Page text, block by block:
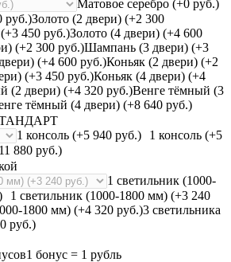
Матовое серебро (+0 руб.)
руб.)Золото (2 двери) (+2 300
450 руб.)Золото (4 двери) (+4 600
(+2 300 руб.)Шампань (3 двери) (+3
(+4 600 руб.)Коньяк (2 двери) (+2
(+3 450 руб.)Коньяк (4 двери) (+4
(2 двери) (+4 320 руб.)Венге тёмный (3
тёмный (4 двери) (+8 640 руб.)
1 консоль (+5 940 руб.)
1 консоль (+5
880 руб.)
1 светильник (1000-
1 светильник (1000-1800 мм) (+3 240
1800 мм) (+4 320 руб.)3 светильника
руб.)
1 бонус = 1 рубль